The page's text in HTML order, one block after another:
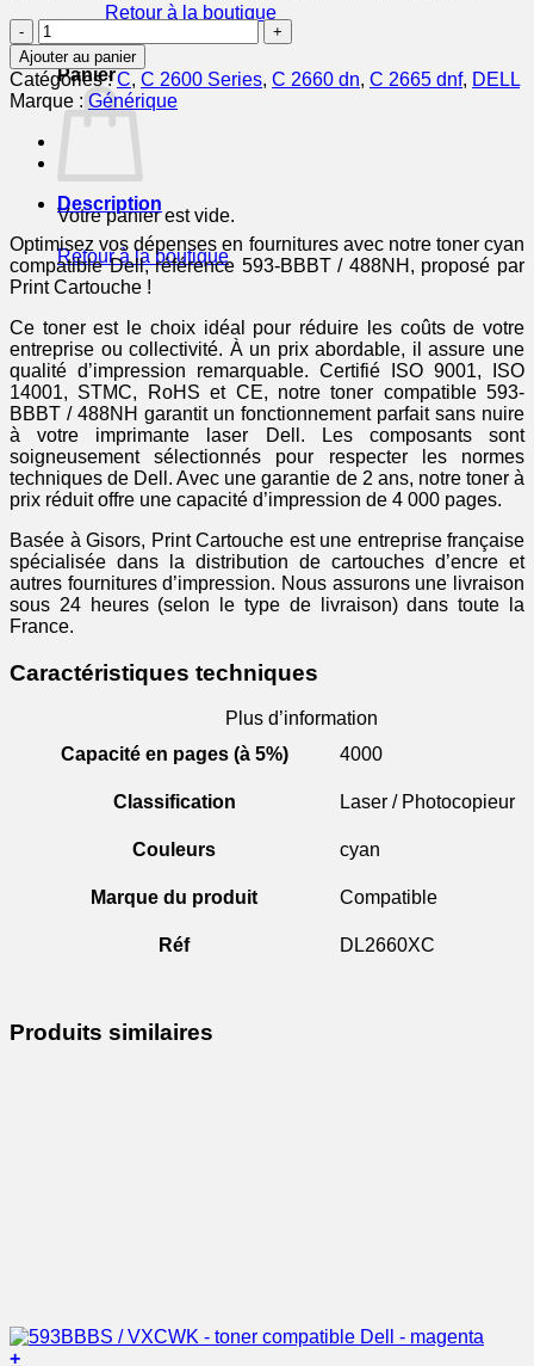
Retour à la boutique
0
Panier
Votre panier est vide.
Retour à la boutique
quantité
de
593BBBT
/
488NH
-
toner
compatible
Dell
cyan
Ajouter au panier
Catégories :C, C 2600 Series, C 2660 dn, C 2665 dnf, DELL
Marque : Générique
Description
Optimisez vos dépenses en fournitures avec notre toner cyan
compatible Dell, référence 593-BBBT / 488NH, proposé par
Print Cartouche !
Ce toner est le choix idéal pour réduire les coûts de votre
entreprise ou collectivité. À un prix abordable, il assure une
qualité d’impression remarquable. Certifié ISO 9001, ISO
14001, STMC, RoHS et CE, notre toner compatible 593-
BBBT / 488NH garantit un fonctionnement parfait sans nuire
à votre imprimante laser Dell. Les composants sont
soigneusement sélectionnés pour respecter les normes
techniques de Dell. Avec une garantie de 2 ans, notre toner à
prix réduit offre une capacité d’impression de 4 000 pages.
Basée à Gisors, Print Cartouche est une entreprise française
spécialisée dans la distribution de cartouches d’encre et
autres fournitures d’impression. Nous assurons une livraison
sous 24 heures (selon le type de livraison) dans toute la
France.
Caractéristiques techniques
Plus d’information
Capacité en pages (à 5%)
4000
Classification Laser / Photocopieur
Couleurs cyan
Marque du produit Compatible
Réf DL2660XC
Produits similaires
+